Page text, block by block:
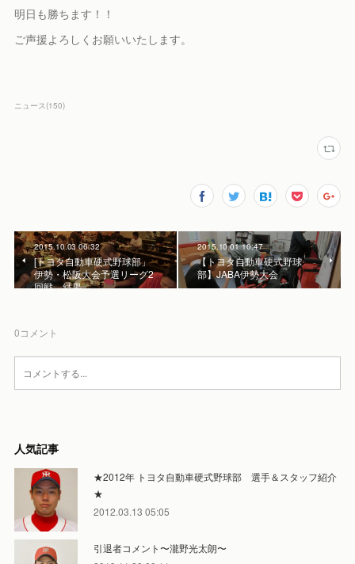
明日も勝ちます！！
ご声援よろしくお願いいたします。
ニュース(150)
2015.10.03 06:32
[トヨタ自動車硬式野球部」
伊勢・松阪大会予選リーグ2
回戦 結果
2015.10.01 10:47
【トヨタ自動車硬式野球
部】JABA伊勢大会
0コメント
人気記事
★2012年 トヨタ自動車硬式野球部 選手＆スタッフ紹介
★
2012.03.13 05:05
引退者コメント〜瀧野光太朗〜